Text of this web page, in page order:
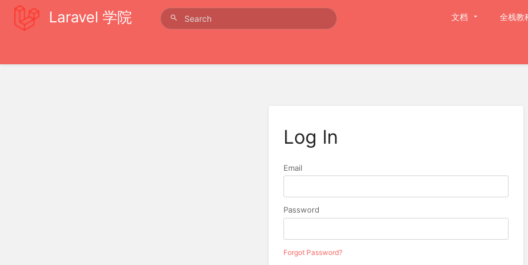
Laravel 学院 文档 全栈教
Log In
Email
Password
Forgot Password?